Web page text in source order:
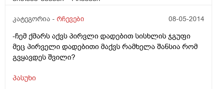
კატეგორია - რჩევები 08-05-2014
-ჩემ ქმარს აქვს პირვლი დადებით სისხლის ჯგუფი
მეც პირველი დადებითი მაქვს რამხელა შანსია რომ
გვყავდეს შვილი?
პასუხი